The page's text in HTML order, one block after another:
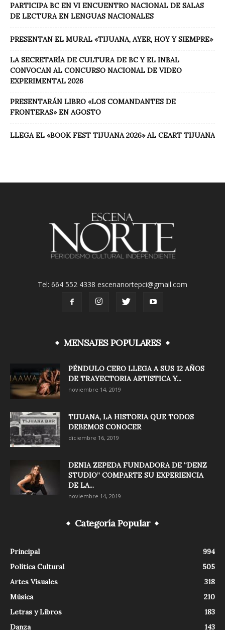
PARTICIPA BC EN VI ENCUENTRO NACIONAL DE SALAS
DE LECTURA EN LENGUAS NACIONALES
PRESENTAN EL MURAL «TIJUANA, AYER, HOY Y SIEMPRE»
LA SECRETARÍA DE CULTURA DE BC Y EL INBAL
CONVOCAN AL CONCURSO NACIONAL DE VIDEO
EXPERIMENTAL 2026
PRESENTARÁN LIBRO «LOS COMANDANTES DE
FRONTERAS» EN AGOSTO
LLEGA EL «BOOK FEST TIJUANA 2026» AL CEART TIJUANA
Tel: 664 552 4338 escenanortepci@gmail.com
MENSAJES POPULARES
PÉNDULO CERO LLEGA A SUS 12 AÑOS
DE TRAYECTORIA ARTISTICA Y...
noviembre 14, 2019
TIJUANA, LA HISTORIA QUE TODOS
DEBEMOS CONOCER
diciembre 16, 2019
DENIA ZEPEDA FUNDADORA DE “DENZ
STUDIO” COMPARTE SU EXPERIENCIA
DE LA...
noviembre 14, 2019
Categoría Popular
Principal
994
Política Cultural
505
Artes Visuales
318
Música
210
Letras y Libros
183
Danza
143